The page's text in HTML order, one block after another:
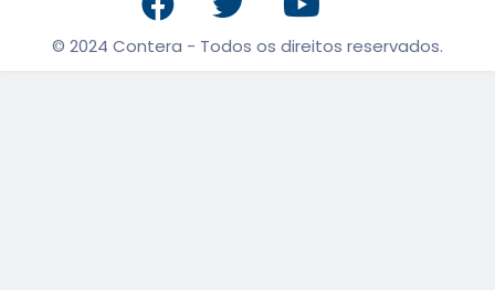
© 2024 Contera - Todos os direitos reservados.